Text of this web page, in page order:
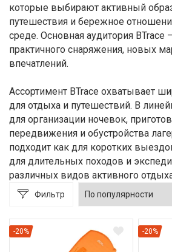
которые выбирают активный
путешествия и бережное
среде. Основная аудитория BTrace
практичного снаряжения, новых
впечатлений.
Ассортимент BTrace охватывает
для отдыха и путешествий. В
для организации ночевок,
передвижения и обустройства
подходит как для коротких
для длительных походов и
различных видов активного
Фильтр
-20% -20%